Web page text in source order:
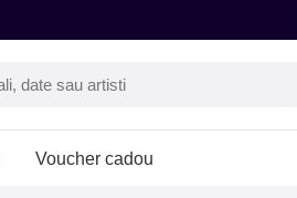
Voucher cadou